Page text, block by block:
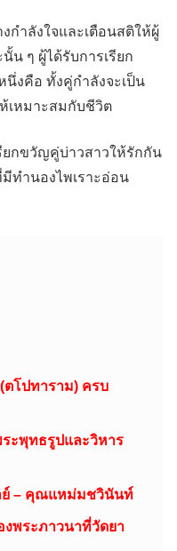
กำลังใจและเตือนสติให้ผู้
น ๆ ผู้ได้รับการเรียก
งคือ ทั้งคู่กำลังจะเป็น
เหมาะสมกับชีวิต
ยกขวัญคู่บ่าวสาวให้รักกัน
ทำนองไพเราะอ่อน
ตโปทาราม) ครบ
ะพุทธรูปและวิหาร
ย์ – คุณแหม่มชวินันท์
พระภาวนาที่วัดยา